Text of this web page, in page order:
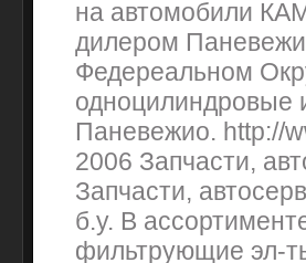
на автомобили
дилером
Федереальном
одноцилиндровые
Паневежио. http://
2006 Запчасти,
Запчасти,
б.у. В
фильтрующие эл-